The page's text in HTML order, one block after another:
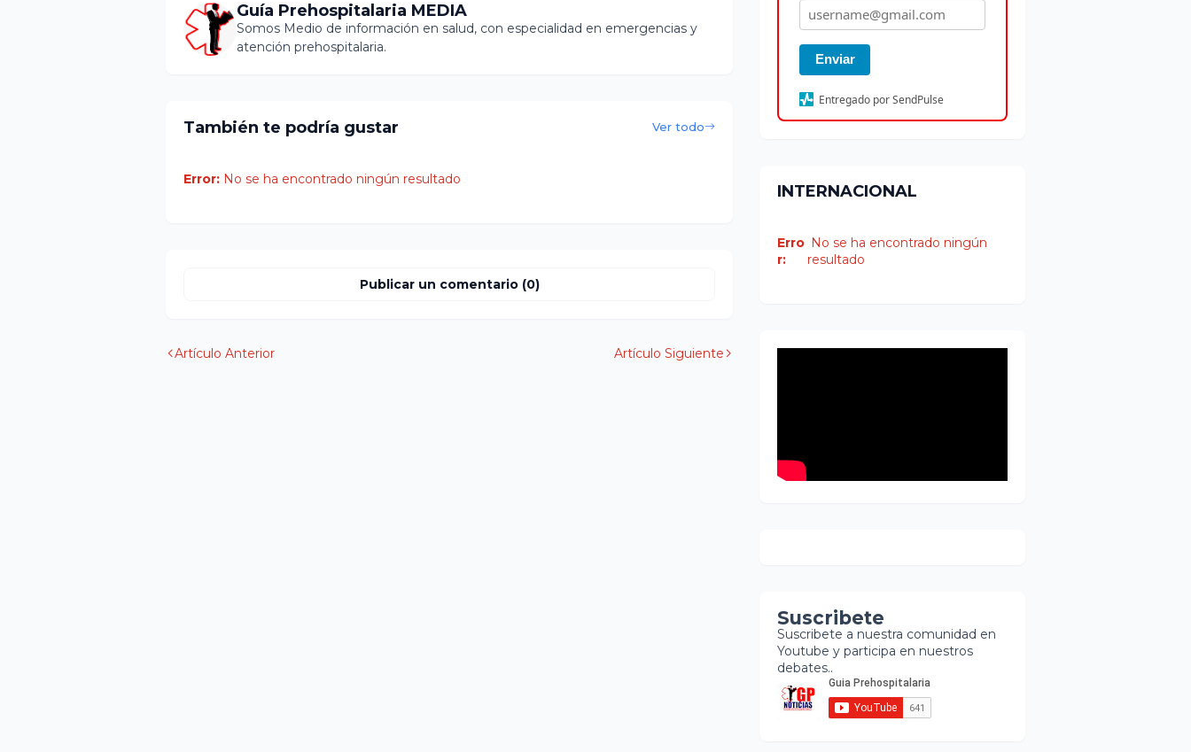
Guía Prehospitalaria MEDIA
Somos Medio de información en salud, con especialidad en emergencias y
atención prehospitalaria.
También te podría gustar Ver todo
Error: No se ha encontrado ningún resultado
Publicar un comentario (0)
Artículo Anterior Artículo Siguiente
Enviar
Entregado por SendPulse
INTERNACIONAL
Erro
r:
No se ha encontrado ningún
resultado
Suscribete
Suscribete a nuestra comunidad en
Youtube y participa en nuestros
debates..